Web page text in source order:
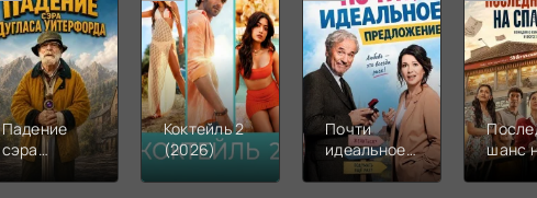
Падение
сэра
Дугласа
Коктейль 2
(2026)
Почти
идеальное
предложение
шанс